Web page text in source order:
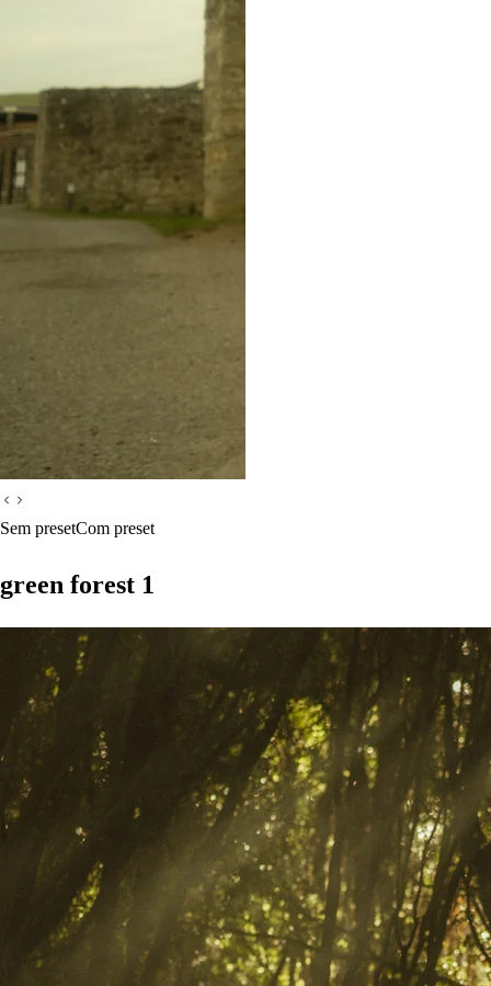
Sem presetCom preset
green forest 1